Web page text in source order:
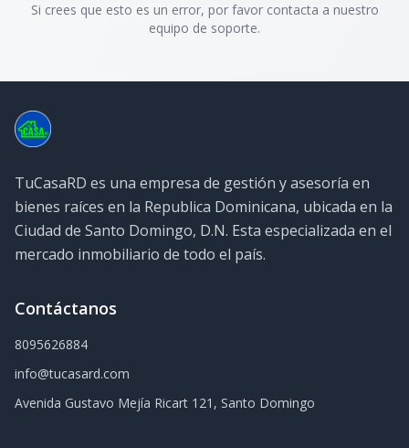
Si crees que esto es un error, por favor contacta a nuestro
equipo de soporte.
TuCasaRD es una empresa de gestión y asesoría en
bienes raíces en la Republica Dominicana, ubicada en la
Ciudad de Santo Domingo, D.N. Esta especializada en el
mercado inmobiliario de todo el país.
Contáctanos
8095626884
info@tucasard.com
Avenida Gustavo Mejía Ricart 121, Santo Domingo